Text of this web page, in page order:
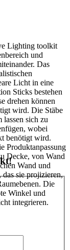
Lighting toolkit
und
Das
Licht in eine
Sticks bestehen
drehen können
wird. Die Stäbe
sich zu
wobei
benötigt wird.
Produktanpassung
Decke, von Wand
Wand und
sie projizieren,
Die
Winkel und
integrieren.